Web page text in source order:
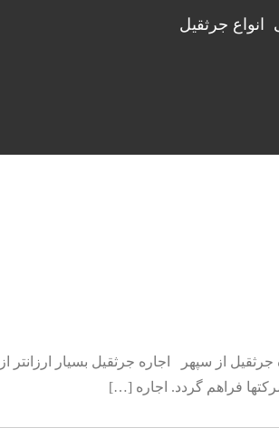
انواع جرثقيل
از سپهر اجاره جرثقیل بسیار
فراهم گردد. اجاره […]